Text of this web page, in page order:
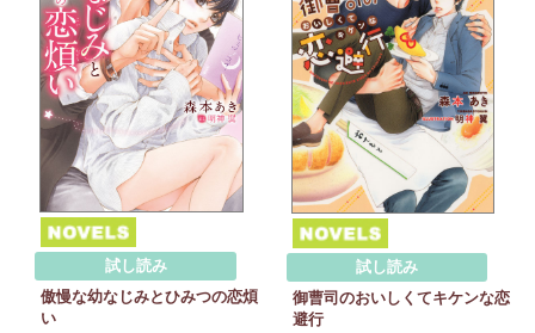
試し読み
傲慢な幼なじみとひみつの恋煩
い
試し読み
御曹司のおいしくてキケンな恋
避行